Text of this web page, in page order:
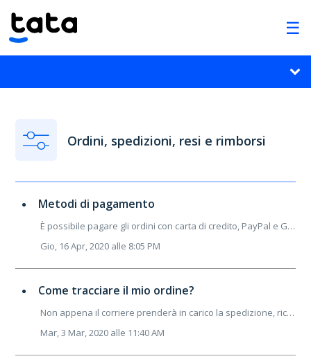
Ordini, spedizioni, resi e rimborsi
Metodi di pagamento
È possibile pagare gli ordini con carta di credito, PayPal e Google Pay. I metodi di pagamento sono messi a disposizione direttamente dal sistema e non c...
Gio, 16 Apr, 2020 alle 8:05 PM
Come tracciare il mio ordine?
Non appena il corriere prenderà in carico la spedizione, riceverai un'email di conferma spedizione. Nella mail troverai il link per poter tracciare il ...
Mar, 3 Mar, 2020 alle 11:40 AM